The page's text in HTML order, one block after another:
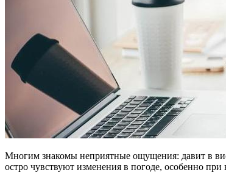
Многим знакомы неприятные ощущения: давит в
остро чувствуют изменения в погоде, особенно